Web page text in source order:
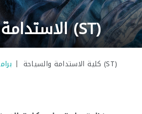
الاستدامة والسياحة (ST)
كلية الاستدامة والسياحة (ST)